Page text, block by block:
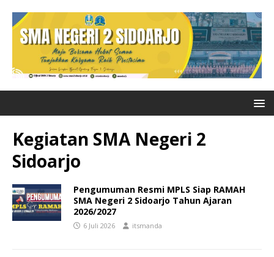
Kegiatan SMA Negeri 2
Sidoarjo
Pengumuman Resmi MPLS Siap RAMAH
SMA Negeri 2 Sidoarjo Tahun Ajaran
2026/2027
6 Juli 2026 itsmanda